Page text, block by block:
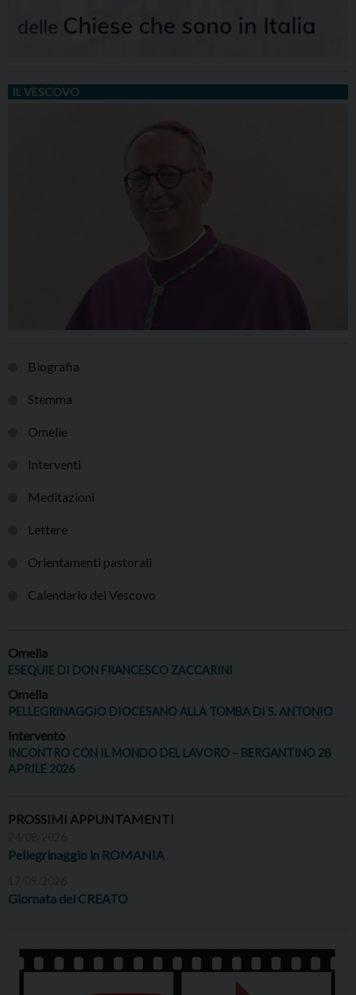
IL VESCOVO
Biografia
Stemma
Omelie
Interventi
Meditazioni
Lettere
Orientamenti pastorali
Calendario del Vescovo
Omelia
ESEQUIE DI DON FRANCESCO ZACCARINI
Omelia
PELLEGRINAGGIO DIOCESANO ALLA TOMBA DI S. ANTONIO
Intervento
INCONTRO CON IL MONDO DEL LAVORO – BERGANTINO 28
APRILE 2026
PROSSIMI APPUNTAMENTI
Pellegrinaggio in ROMANIA
Giornata del CREATO